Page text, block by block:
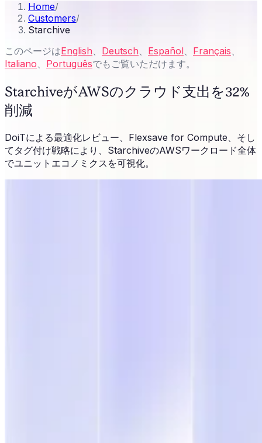
Home/
Customers/
Starchive
このページはEnglish、 Deutsch、 Español、 Français、
Italiano、 Portuguêsでもご覧いただけます。
StarchiveがAWSのクラウド支出を32%
削減
DoiTによる最適化レビュー、Flexsave for Compute、そし
てタグ付け戦略により、StarchiveのAWSワークロード全体
でユニットエコノミクスを可視化。